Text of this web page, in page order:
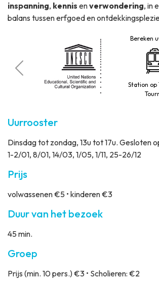
inspanning, kennis enverwondering, in
balans tussen erfgoed en
Bereken
Station op
Uurrooster
Dinsdag tot zondag, 13u tot 17u. Gesloten
1-2/01, 8/01, 14/03, 1/05, 1/11, 25-26/12
Prijs
volwassenen €5 • kinderen €3
Duur van het bezoek
45 min.
Groep
Prijs (min. 10 pers.) €3 • Scholieren: €2